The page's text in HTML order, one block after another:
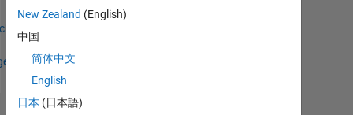
Earned
New Zealand (English)
中国
简体中文
English
日本 (日本語)